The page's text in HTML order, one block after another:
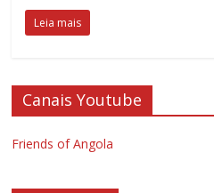
Leia mais
Canais Youtube
Friends of Angola